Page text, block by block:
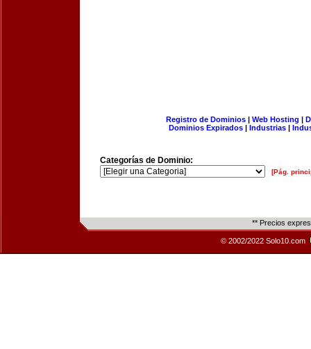
Registro de Dominios| Web Hosting |
Dominios Expirados | Industrias |
Categorías de Dominio:
[Pág.
** Precios
© 2002/2022 Solo10.com